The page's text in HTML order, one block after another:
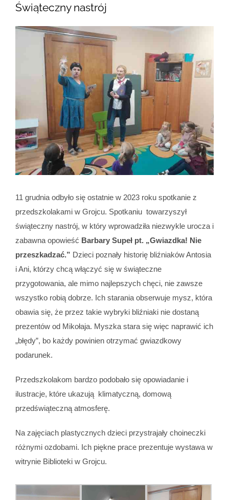
Świąteczny nastrój
Pokaż
11 grudnia odbyło się ostatnie w 2023 roku spotkanie z
przedszkolakami w Grojcu. Spotkaniu towarzyszył
świąteczny nastrój, w który wprowadziła niezwykle urocza i
zabawna opowieść Barbary Supeł pt. „Gwiazdka! Nie
przeszkadzać.” Dzieci poznały historię bliźniaków Antosia
i Ani, którzy chcą włączyć się w świąteczne
przygotowania, ale mimo najlepszych chęci, nie zawsze
wszystko robią dobrze. Ich starania obserwuje mysz, która
obawia się, że przez takie wybryki bliźniaki nie dostaną
prezentów od Mikołaja. Myszka stara się więc naprawić ich
„błędy”, bo każdy powinien otrzymać gwiazdkowy
podarunek.
Przedszkolakom bardzo podobało się opowiadanie i
ilustracje, które ukazują klimatyczną, domową
przedświąteczną atmosferę.
Na zajęciach plastycznych dzieci przystrajały choineczki
różnymi ozdobami. Ich piękne prace prezentuje wystawa w
witrynie Biblioteki w Grojcu.